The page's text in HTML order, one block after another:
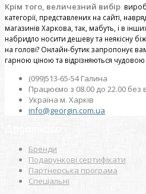
Крім того, величезний вибір
категорії, представлених на сайті,
магазинів Харкова, так, мабуть, і в
набридло носити дешеву та неякісну
на голові? Онлайн-бутик запропонує
гарною ціною та відрізняються чудовою
(099)513-65-54 Галина
Працюємо з 08.00 до 22.00 без
Україна м. Харків
info@georgin.com.ua
Бренди
Подарункові сертифікати
Партнерська програма
Спеціальні